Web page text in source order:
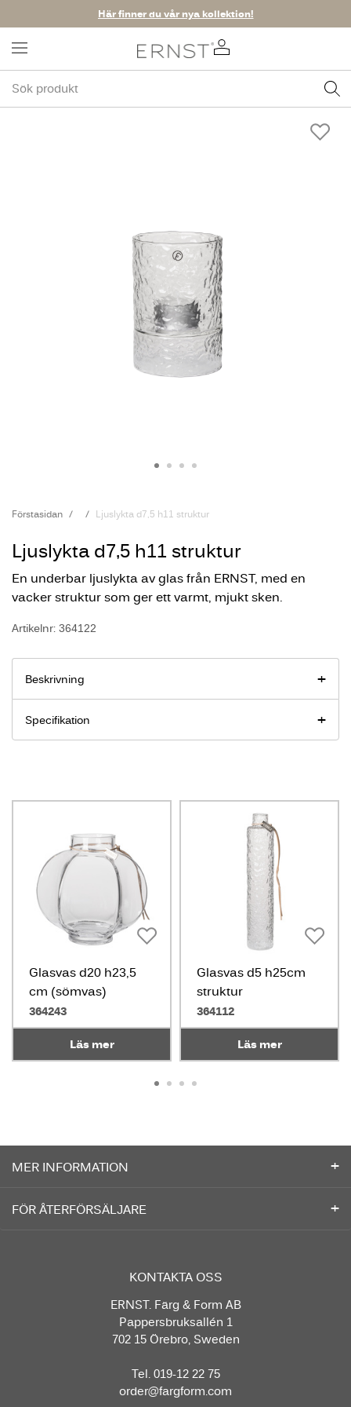
Här finner du vår nya kollektion!
Förstasidan Ljuslykta d7,5 h11 struktur
Ljuslykta d7,5 h11 struktur
En underbar ljuslykta av glas från ERNST, med en
vacker struktur som ger ett varmt, mjukt sken.
Artikelnr: 364122
Beskrivning
Specifikation
Glasvas d20 h23,5
cm (sömvas)
364243
Läs mer
Glasvas d5 h25cm
struktur
364112
Läs mer
MER INFORMATION
FÖR ÅTERFÖRSÄLJARE
KONTAKTA OSS
ERNST. Färg & Form AB
Pappersbruksallén 1
702 15 Örebro, Sweden
Tel. 019-12 22 75
order@fargform.com